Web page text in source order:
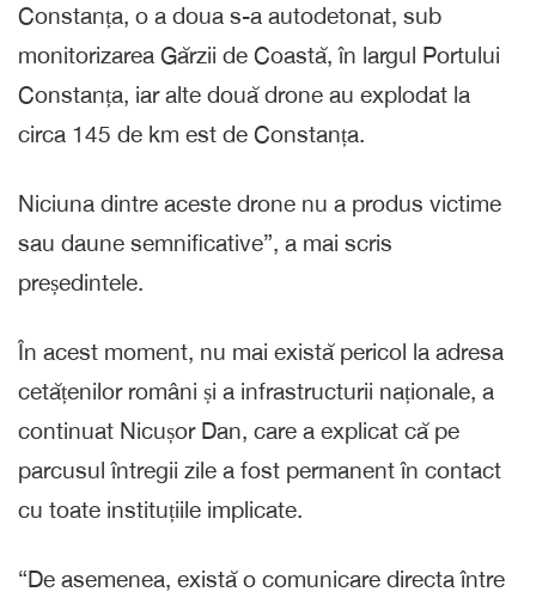
Constanța, o a doua s-a autodetonat, sub
monitorizarea Gărzii de Coastă, în largul Portului
Constanța, iar alte două drone au explodat la
circa 145 de km est de Constanța.
Niciuna dintre aceste drone nu a produs victime
sau daune semnificative”, a mai scris
președintele.
În acest moment, nu mai există pericol la adresa
cetățenilor români și a infrastructurii naționale, a
continuat Nicușor Dan, care a explicat că pe
parcusul întregii zile a fost permanent în contact
cu toate instituțiile implicate.
“De asemenea, există o comunicare directa între